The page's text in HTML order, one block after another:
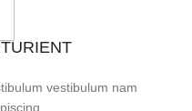
vestibulum nam